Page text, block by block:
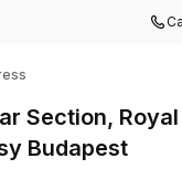
Section,
Budapest